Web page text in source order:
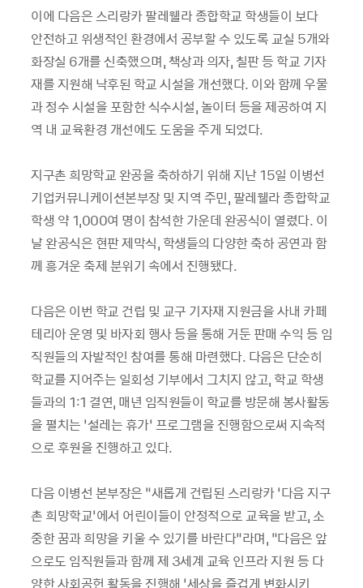
이에 다음은 스리랑카 팔레웰라 종합학교 학생들이 보다
안전하고 위생적인 환경에서 공부할 수 있도록 교실 5개와
화장실 6개를 신축했으며, 책상과 의자, 칠판 등 학교 기자
재를 지원해 낙후된 학교 시설을 개선했다. 이와 함께 우물
과 정수 시설을 포함한 식수시설, 놀이터 등을 제공하여 지
역 내 교육환경 개선에도 도움을 주게 되었다.
지구촌 희망학교 완공을 축하하기 위해 지난 15일 이병선
기업커뮤니케이션본부장 및 지역 주민, 팔레웰라 종합학교
학생 약 1,000여 명이 참석한 가운데 완공식이 열렸다. 이
날 완공식은 현판 제막식, 학생들의 다양한 축하 공연과 함
께 흥겨운 축제 분위기 속에서 진행됐다.
다음은 이번 학교 건립 및 교구 기자재 지원금을 사내 카페
테리아 운영 및 바자회 행사 등을 통해 거둔 판매 수익 등 임
직원들의 자발적인 참여를 통해 마련했다. 다음은 단순히
학교를 지어주는 일회성 기부에서 그치지 않고, 학교 학생
들과의 1:1 결연, 매년 임직원들이 학교를 방문해 봉사활동
을 펼치는 ‘설레는 휴가’ 프로그램을 진행함으로써 지속적
으로 후원을 진행하고 있다.
다음 이병선 본부장은 “새롭게 건립된 스리랑카 ‘다음 지구
촌 희망학교’에서 어린이들이 안정적으로 교육을 받고, 소
중한 꿈과 희망을 키울 수 있기를 바란다”라며, “다음은 앞
으로도 임직원들과 함께 제 3세계 교육 인프라 지원 등 다
양한 사회공헌 활동을 진행해 ‘세상을 즐겁게 변화시키